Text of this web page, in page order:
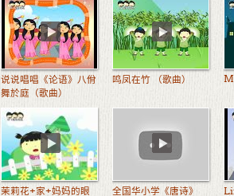
说说唱唱《论语》八佾
舞於庭（歌曲）
鸣凤在竹 （歌曲）
茉莉花+家+妈妈的眼
全国华小学《唐诗》